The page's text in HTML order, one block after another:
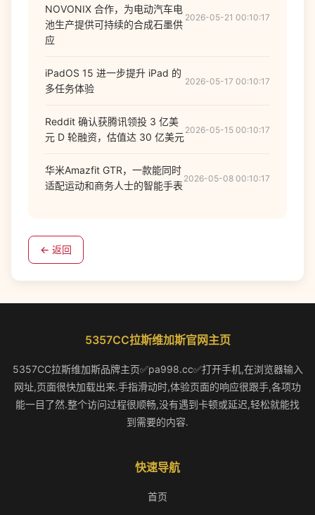
NOVONIX 合作，为电动汽车电
池生产提供可持续的合成石墨供
应
2026-05-21 00:10:17
iPadOS 15 进一步提升 iPad 的
多任务体验
2026-05-17 00:10:17
Reddit 确认获腾讯领投 3 亿美
元 D 轮融资，估值达 30 亿美元
2026-05-15 00:10:17
华米Amazfit GTR，一款能同时
适配运动和商务人士的智能手表
2026-05-08 00:10:17
← 返回
5357CC拉斯维加斯官网主页
5357CC拉斯维加斯品牌主页✅pa998.cc✅打开手机,在浏览器输入
网址,页面很快加载出来.手指滑动时,体验页面的响应很跟手,各项功
能一目了然.整个访问过程很顺畅,没有遇到卡顿或延迟,轻松就能找
到需要的内容.
快速导航
首页